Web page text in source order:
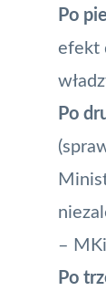
Po
efekt
Po
–
Po